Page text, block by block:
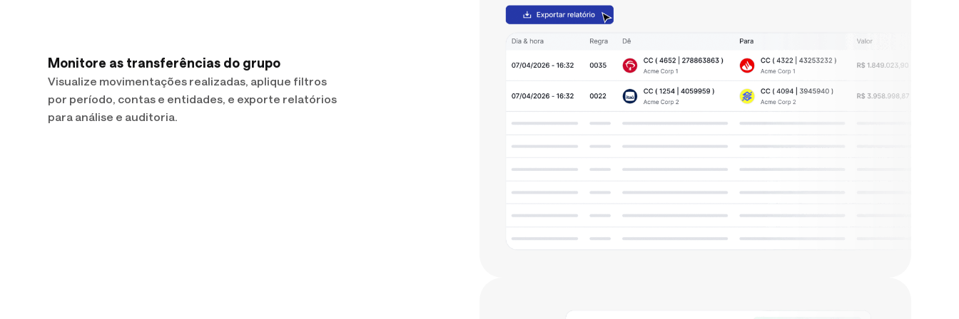
Monitore as transferências do grupo
Visualize movimentações realizadas, aplique filtros
por período, contas e entidades, e exporte relatórios
para análise e auditoria.